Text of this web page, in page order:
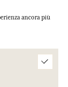
ancora più